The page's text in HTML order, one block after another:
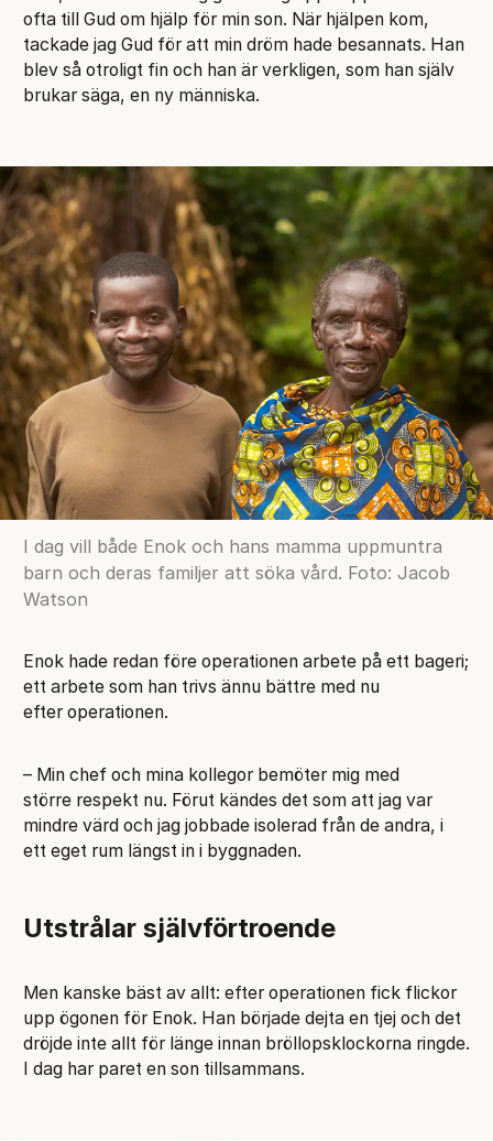
ofta till Gud om hjälp för min son. När hjälpen kom,
tackade jag Gud för att min dröm hade besannats. Han
blev så otroligt fin och han är verkligen, som han själv
brukar säga, en ny människa.
I dag vill både Enok och hans mamma uppmuntra
barn och deras familjer att söka vård. Foto: Jacob
Watson
Enok hade redan före operationen arbete på ett bageri;
ett arbete som han trivs ännu bättre med nu
efter operationen.
– Min chef och mina kollegor bemöter mig med
större respekt nu. Förut kändes det som att jag var
mindre värd och jag jobbade isolerad från de andra, i
ett eget rum längst in i byggnaden.
Utstrålar självförtroende
Men kanske bäst av allt: efter operationen fick flickor
upp ögonen för Enok. Han började dejta en tjej och det
dröjde inte allt för länge innan bröllopsklockorna ringde.
I dag har paret en son tillsammans.